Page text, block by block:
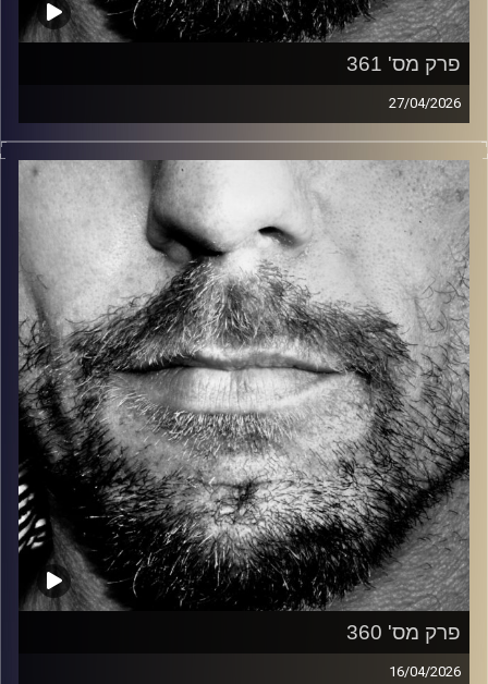
פרק מס' 361
27/04/2026
זיפים, מוזיקה מחוספסת של הופעות חיות. הרבה ג'אם, רוק,
בלוז, bluegrass, ג'אז, Fאנק, פרוגרסיב ואפילו אלקטרוניקה.
כל מה שחי, אמיתי ונושם.
עם שמוליק רגב.
קרדיט תמונות: David Goehring
פרק מס' 360
16/04/2026